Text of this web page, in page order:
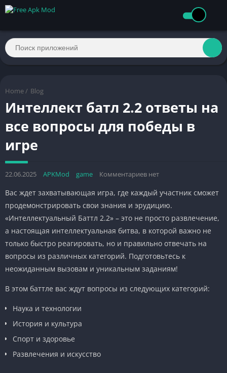
Home / Blog
Интеллект батл 2.2 ответы на
все вопросы для победы в
игре
22.06.2025 APKMod game Комментариев нет
Вас ждет захватывающая игра, где каждый участник сможет
продемонстрировать свои знания и эрудицию.
«Интеллектуальный Баттл 2.2» – это не просто развлечение,
а настоящая интеллектуальная битва, в которой важно не
только быстро реагировать, но и правильно отвечать на
вопросы из различных категорий. Подготовьтесь к
неожиданным вызовам и уникальным заданиям!
В этом баттле вас ждут вопросы из следующих категорий:
Наука и технологии
История и культура
Спорт и здоровье
Развлечения и искусство